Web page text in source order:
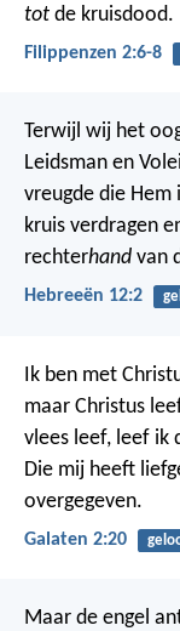
tot de kruisdood.
Filippenzen 2:6-8
Terwijl wij het
Leidsman en
vreugde die
kruis verdragen
rechterhand van
Hebreeën 12:2
Ik ben met
maar Christus
vlees leef, leef ik
Die mij heeft
overgegeven.
Galaten 2:20
Maar de engel